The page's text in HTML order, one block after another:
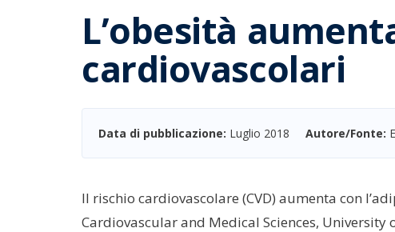
L’obesità
cardiovascolari
Data di pubblicazione: Luglio 2018 Autore/Fonte:
Il rischio cardiovascolare (CVD) aumenta con
Cardiovascular and Medical Sciences,